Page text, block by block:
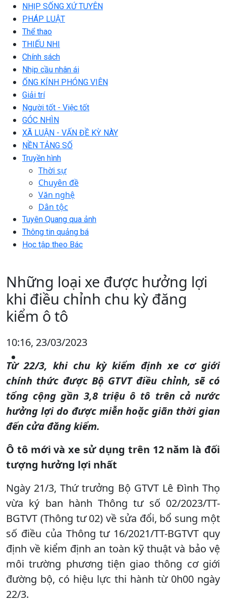
NHỊP SỐNG XỨ TUYÊN
PHÁP LUẬT
Thể thao
THIẾU NHI
Chính sách
Nhịp cầu nhân ái
ỐNG KÍNH PHÓNG VIÊN
Giải trí
Người tốt - Việc tốt
GÓC NHÌN
XÃ LUẬN - VẤN ĐỀ KỲ NÀY
NỀN TẢNG SỐ
Truyền hình
Thời sự
Chuyên đề
Văn nghệ
Dân tộc
Tuyên Quang qua ảnh
Thông tin quảng bá
Học tập theo Bác
Những loại xe được hưởng lợi
khi điều chỉnh chu kỳ đăng
kiểm ô tô
10:16, 23/03/2023
Từ 22/3, khi chu kỳ kiểm định xe cơ giới
chính thức được Bộ GTVT điều chỉnh, sẽ có
tổng cộng gần 3,8 triệu ô tô trên cả nước
hưởng lợi do được miễn hoặc giãn thời gian
đến cửa đăng kiểm.
Ô tô mới và xe sử dụng trên 12 năm là đối
tượng hưởng lợi nhất
Ngày 21/3, Thứ trưởng Bộ GTVT Lê Đình Thọ
vừa ký ban hành Thông tư số 02/2023/TT-
BGTVT (Thông tư 02) về sửa đổi, bổ sung một
số điều của Thông tư 16/2021/TT-BGTVT quy
định về kiểm định an toàn kỹ thuật và bảo vệ
môi trường phương tiện giao thông cơ giới
đường bộ, có hiệu lực thi hành từ 0h00 ngày
22/3.